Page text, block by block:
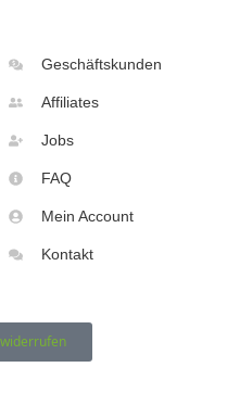
Geschäftskunden
Affiliates
Jobs
FAQ
Mein Account
Kontakt